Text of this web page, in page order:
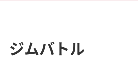
ジムバトル